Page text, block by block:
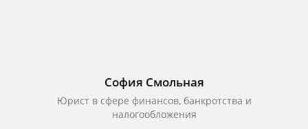
София Смольная
Юрист в сфере финансов, банкротства и
налогообложения